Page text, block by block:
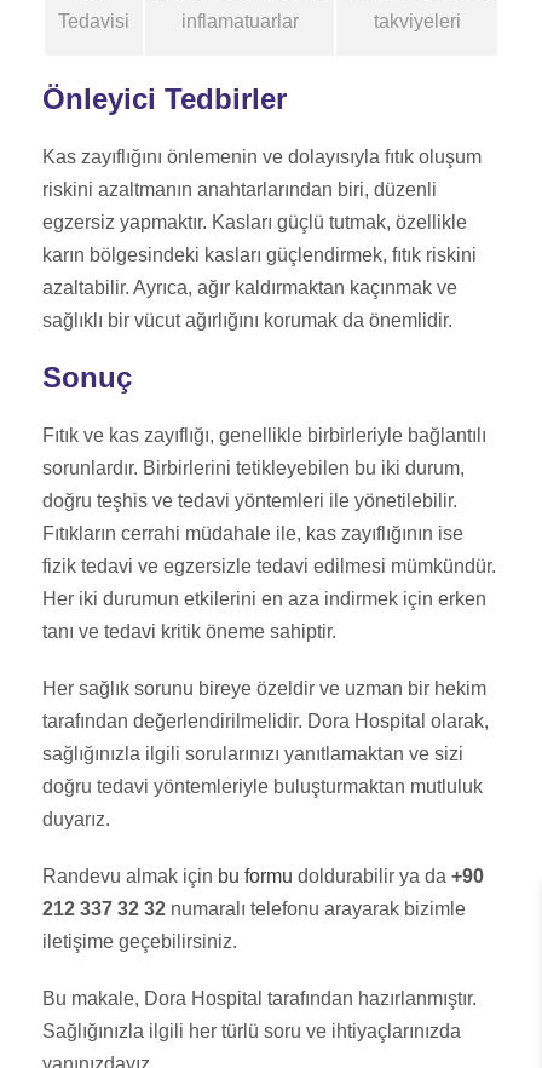
Tedavisi
inflamatuarlar
takviyeleri
Önleyici Tedbirler
Kas zayıflığını önlemenin ve dolayısıyla fıtık oluşum
riskini azaltmanın anahtarlarından biri, düzenli
egzersiz yapmaktır. Kasları güçlü tutmak, özellikle
karın bölgesindeki kasları güçlendirmek, fıtık riskini
azaltabilir. Ayrıca, ağır kaldırmaktan kaçınmak ve
sağlıklı bir vücut ağırlığını korumak da önemlidir.
Sonuç
Fıtık ve kas zayıflığı, genellikle birbirleriyle bağlantılı
sorunlardır. Birbirlerini tetikleyebilen bu iki durum,
doğru teşhis ve tedavi yöntemleri ile yönetilebilir.
Fıtıkların cerrahi müdahale ile, kas zayıflığının ise
fizik tedavi ve egzersizle tedavi edilmesi mümkündür.
Her iki durumun etkilerini en aza indirmek için erken
tanı ve tedavi kritik öneme sahiptir.
Her sağlık sorunu bireye özeldir ve uzman bir hekim
tarafından değerlendirilmelidir. Dora Hospital olarak,
sağlığınızla ilgili sorularınızı yanıtlamaktan ve sizi
doğru tedavi yöntemleriyle buluşturmaktan mutluluk
duyarız.
Randevu almak için bu formu doldurabilir ya da +90
212 337 32 32 numaralı telefonu arayarak bizimle
iletişime geçebilirsiniz.
Bu makale, Dora Hospital tarafından hazırlanmıştır.
Sağlığınızla ilgili her türlü soru ve ihtiyaçlarınızda
yanınızdayız.